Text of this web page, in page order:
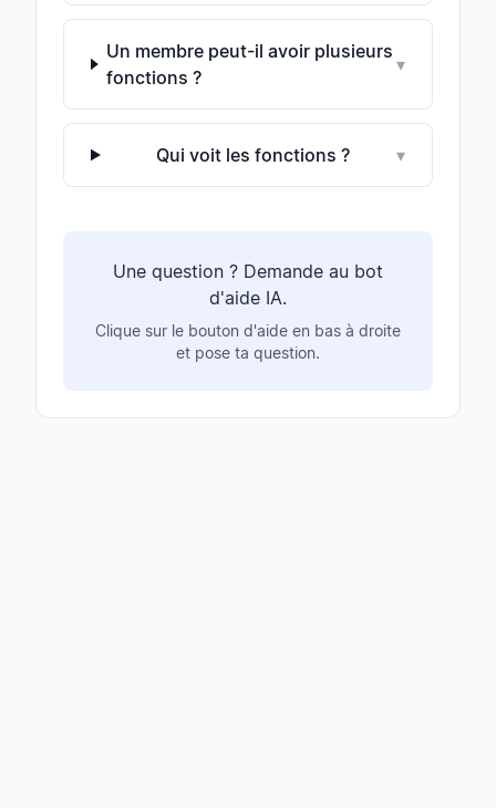
Un membre peut-il avoir plusieurs
fonctions ?
▾
Qui voit les fonctions ? ▾
Une question ? Demande au bot
d'aide IA.
Clique sur le bouton d'aide en bas à droite
et pose ta question.